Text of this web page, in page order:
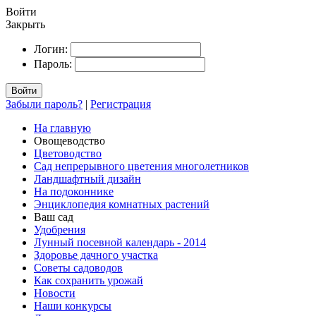
Войти
Закрыть
Логин:
Пароль:
Войти
Забыли пароль? | Регистрация
На главную
Овощеводство
Цветоводство
Сад непрерывного цветения многолетников
Ландшафтный дизайн
На подоконнике
Энциклопедия комнатных растений
Ваш сад
Удобрения
Лунный посевной календарь - 2014
Здоровье дачного участка
Советы садоводов
Как сохранить урожай
Новости
Наши конкурсы